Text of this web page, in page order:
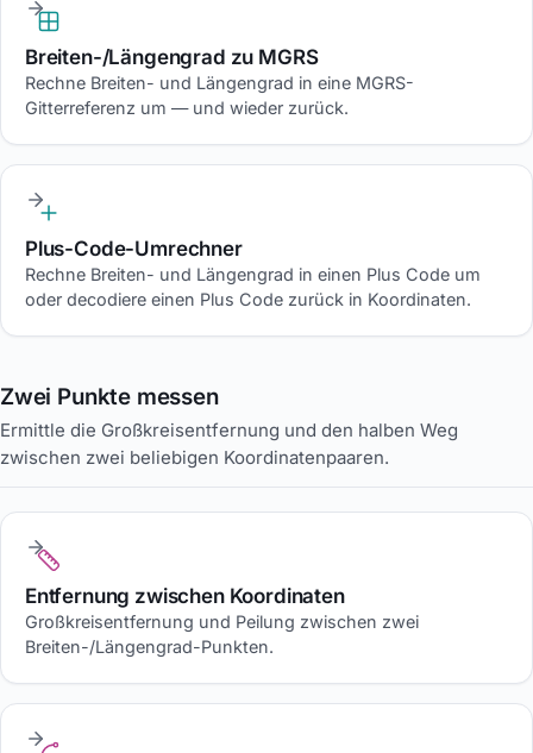
Breiten-/Längengrad zu MGRS
Rechne Breiten- und Längengrad in eine MGRS-
Gitterreferenz um — und wieder zurück.
Plus-Code-Umrechner
Rechne Breiten- und Längengrad in einen Plus Code um
oder decodiere einen Plus Code zurück in Koordinaten.
Zwei Punkte messen
Ermittle die Großkreisentfernung und den halben Weg
zwischen zwei beliebigen Koordinatenpaaren.
Entfernung zwischen Koordinaten
Großkreisentfernung und Peilung zwischen zwei
Breiten-/Längengrad-Punkten.